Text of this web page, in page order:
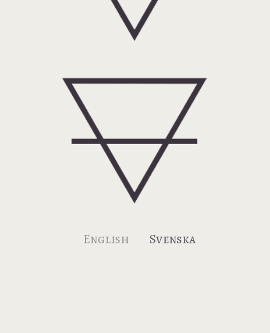
Jord: Kontakt, nyhetsbrev och
English Svenska